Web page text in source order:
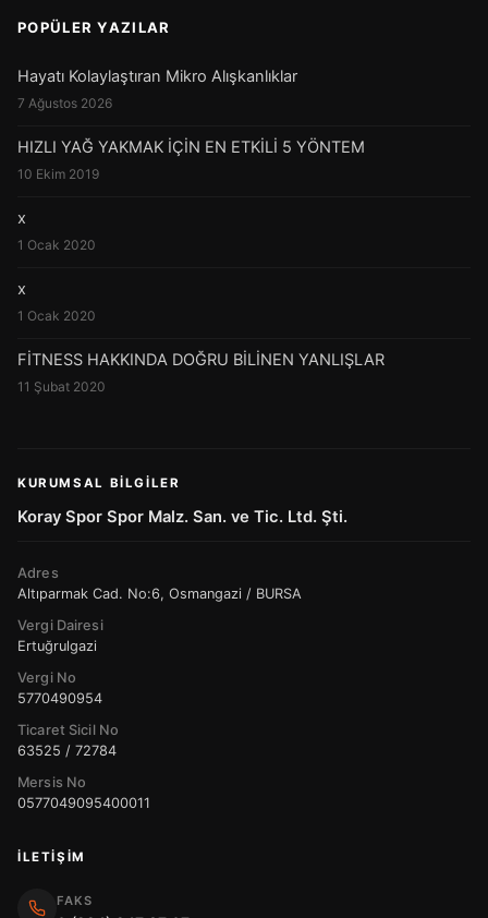
POPÜLER YAZILAR
Hayatı Kolaylaştıran Mikro Alışkanlıklar
7 Ağustos 2026
HIZLI YAĞ YAKMAK İÇİN EN ETKİLİ 5 YÖNTEM
10 Ekim 2019
x
1 Ocak 2020
x
1 Ocak 2020
FİTNESS HAKKINDA DOĞRU BİLİNEN YANLIŞLAR
11 Şubat 2020
KURUMSAL BILGILER
Koray Spor Spor Malz. San. ve Tic. Ltd. Şti.
Adres
Altıparmak Cad. No:6, Osmangazi / BURSA
Vergi Dairesi
Ertuğrulgazi
Vergi No
5770490954
Ticaret Sicil No
63525 / 72784
Mersis No
0577049095400011
İLETIŞIM
FAKS